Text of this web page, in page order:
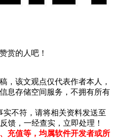
赏的人吧！
，该文观点仅代表作者本人，
息存储空间服务，不拥有所有
不符，请将相关资料发送至
馈，一经查实，立即处理！
充值等，均属软件开发者或所